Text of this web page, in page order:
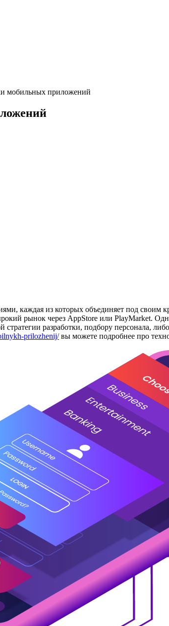
мобильных приложений
каждая из которых объединяет под
рынок через AppStore или PlayMarket.
стратегии разработки, подбору персонала,
prilozhenij/вы можете подробнее про